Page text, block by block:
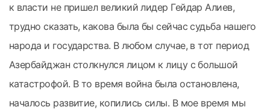
к власти не пришел великий лидер Гейдар Алиев,
трудно сказать, какова была бы сейчас судьба нашего
народа и государства. В любом случае, в тот период
Азербайджан столкнулся лицом к лицу с большой
катастрофой. В то время война была остановлена,
началось развитие, копились силы. В мое время мы